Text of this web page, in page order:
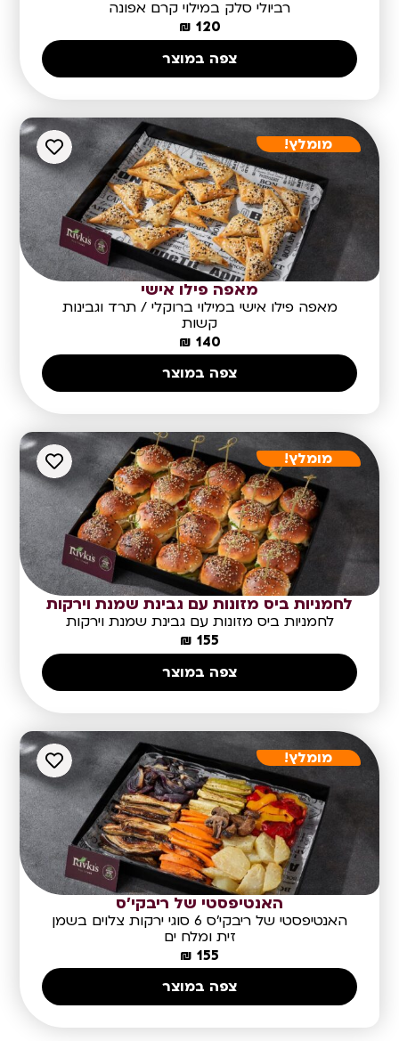
רביולי סלק במילוי קרם אפונה
₪ 120
צפה במוצר
מומלץ!
מאפה פילו אישי
מאפה פילו אישי במילוי ברוקלי / תרד וגבינות
קשות
₪ 140
צפה במוצר
מומלץ!
לחמניות ביס מזונות עם גבינת שמנת וירקות
לחמניות ביס מזונות עם גבינת שמנת וירקות
₪ 155
צפה במוצר
מומלץ!
האנטיפסטי של ריבקי'ס
האנטיפסטי של ריבקי'ס 6 סוגי ירקות צלוים בשמן
זית ומלח ים
₪ 155
צפה במוצר